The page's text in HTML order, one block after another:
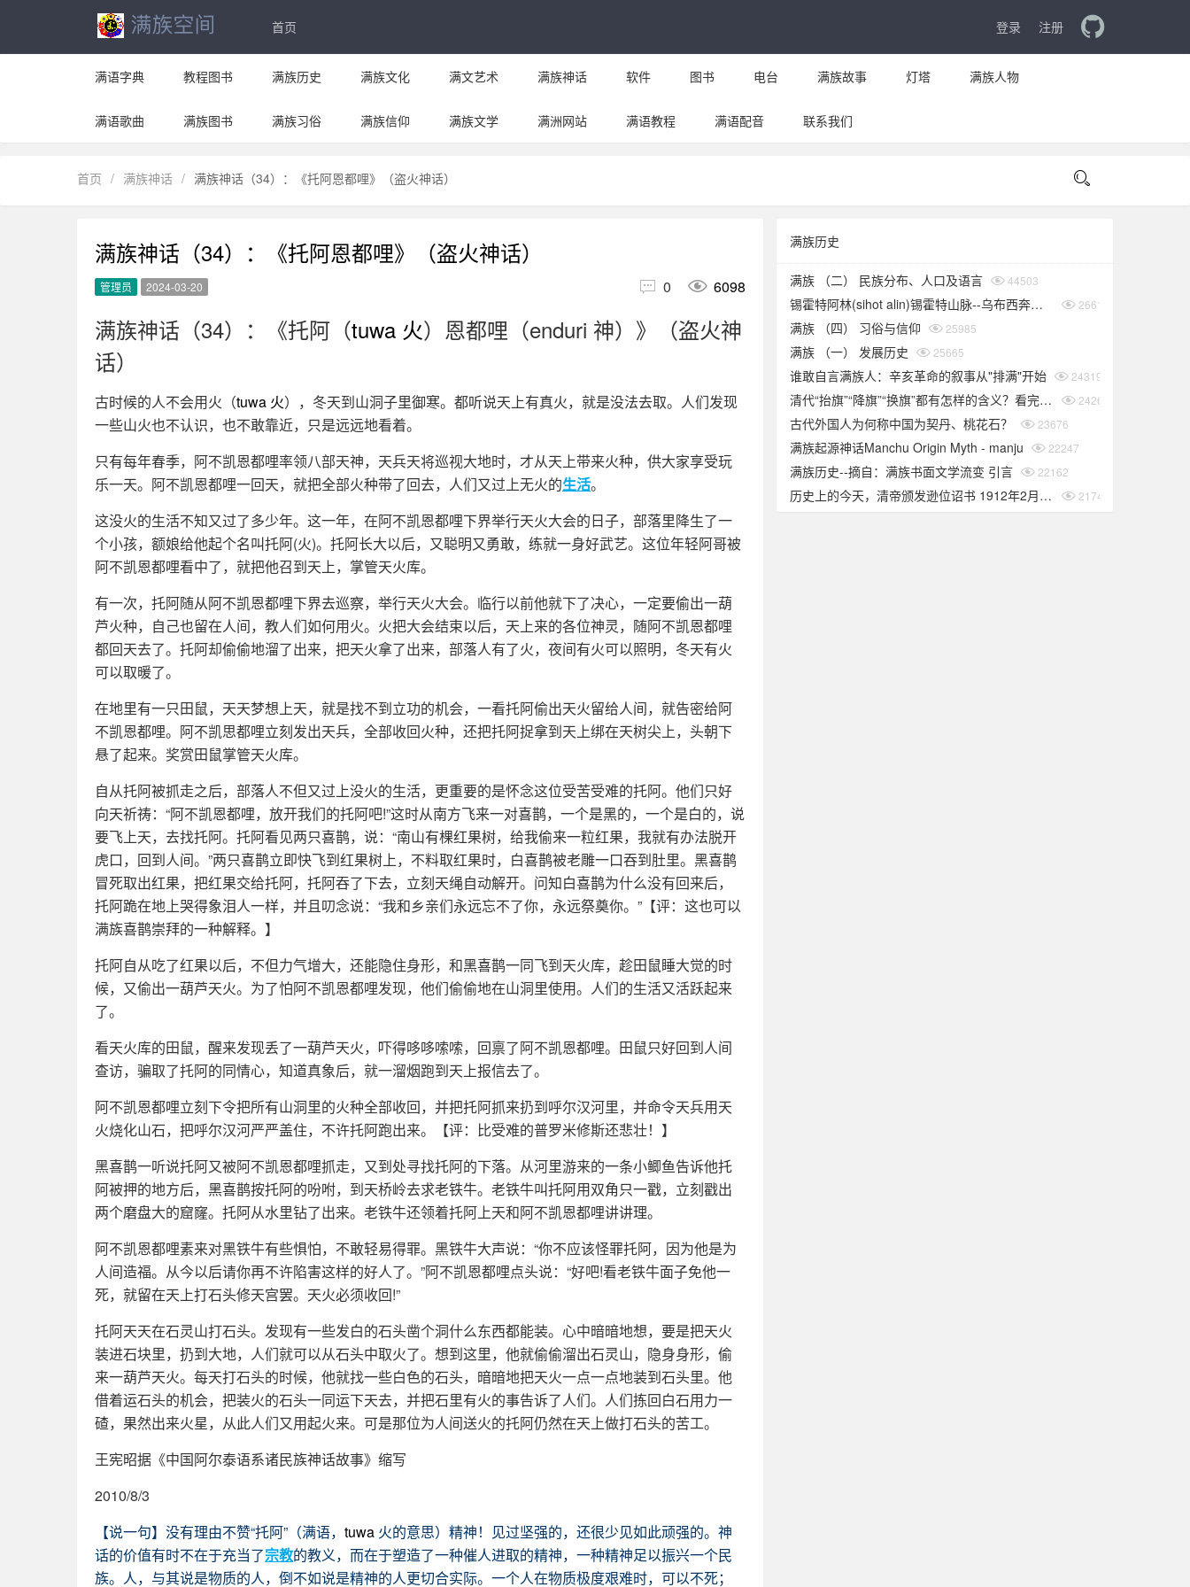
首页 登录 注册
满语字典 教程图书 满族历史 满族文化 满文艺术 满族神话 软件 图书 电台 满族故事 灯塔 满族人物
满语歌曲 满族图书 满族习俗 满族信仰 满族文学 满洲网站 满语教程 满语配音 联系我们
首页 / 满族神话 / 满族神话（34）：《托阿恩都哩》（盗火神话） 
满族神话（34）：《托阿恩都哩》（盗火神话）
管理员 2024-03-20  0  6098
满族神话（34）：《托阿（tuwa 火）恩都哩（enduri 神）》（盗火神
话）
古时候的人不会用火（tuwa 火），冬天到山洞子里御寒。都听说天上有真火，就是没法去取。人们发现
一些山火也不认识，也不敢靠近，只是远远地看着。
只有每年春季，阿不凯恩都哩率领八部天神，天兵天将巡视大地时，才从天上带来火种，供大家享受玩
乐一天。阿不凯恩都哩一回天，就把全部火种带了回去，人们又过上无火的生活。
这没火的生活不知又过了多少年。这一年，在阿不凯恩都哩下界举行天火大会的日子，部落里降生了一
个小孩，额娘给他起个名叫托阿(火)。托阿长大以后，又聪明又勇敢，练就一身好武艺。这位年轻阿哥被
阿不凯恩都哩看中了，就把他召到天上，掌管天火库。
有一次，托阿随从阿不凯恩都哩下界去巡察，举行天火大会。临行以前他就下了决心，一定要偷出一葫
芦火种，自己也留在人间，教人们如何用火。火把大会结束以后，天上来的各位神灵，随阿不凯恩都哩
都回天去了。托阿却偷偷地溜了出来，把天火拿了出来，部落人有了火，夜间有火可以照明，冬天有火
可以取暖了。
在地里有一只田鼠，天天梦想上天，就是找不到立功的机会，一看托阿偷出天火留给人间，就告密给阿
不凯恩都哩。阿不凯思都哩立刻发出天兵，全部收回火种，还把托阿捉拿到天上绑在天树尖上，头朝下
悬了起来。奖赏田鼠掌管天火库。
自从托阿被抓走之后，部落人不但又过上没火的生活，更重要的是怀念这位受苦受难的托阿。他们只好
向天祈祷：“阿不凯恩都哩，放开我们的托阿吧!”这时从南方飞来一对喜鹊，一个是黑的，一个是白的，说
要飞上天，去找托阿。托阿看见两只喜鹊，说：“南山有棵红果树，给我偷来一粒红果，我就有办法脱开
虎口，回到人间。”两只喜鹊立即快飞到红果树上，不料取红果时，白喜鹊被老雕一口吞到肚里。黑喜鹊
冒死取出红果，把红果交给托阿，托阿吞了下去，立刻天绳自动解开。问知白喜鹊为什么没有回来后，
托阿跪在地上哭得象泪人一样，并且叨念说：“我和乡亲们永远忘不了你，永远祭奠你。”【评：这也可以
满族喜鹊崇拜的一种解释。】
托阿自从吃了红果以后，不但力气增大，还能隐住身形，和黑喜鹊一同飞到天火库，趁田鼠睡大觉的时
候，又偷出一葫芦天火。为了怕阿不凯恩都哩发现，他们偷偷地在山洞里使用。人们的生活又活跃起来
了。
看天火库的田鼠，醒来发现丢了一葫芦天火，吓得哆哆嗦嗦，回禀了阿不凯恩都哩。田鼠只好回到人间
查访，骗取了托阿的同情心，知道真象后，就一溜烟跑到天上报信去了。
阿不凯恩都哩立刻下令把所有山洞里的火种全部收回，并把托阿抓来扔到呼尔汉河里，并命令天兵用天
火烧化山石，把呼尔汉河严严盖住，不许托阿跑出来。【评：比受难的普罗米修斯还悲壮！】
黑喜鹊一听说托阿又被阿不凯恩都哩抓走，又到处寻找托阿的下落。从河里游来的一条小鲫鱼告诉他托
阿被押的地方后，黑喜鹊按托阿的吩咐，到天桥岭去求老铁牛。老铁牛叫托阿用双角只一戳，立刻戳出
两个磨盘大的窟窿。托阿从水里钻了出来。老铁牛还领着托阿上天和阿不凯恩都哩讲讲理。
阿不凯恩都哩素来对黑铁牛有些惧怕，不敢轻易得罪。黑铁牛大声说：“你不应该怪罪托阿，因为他是为
人间造福。从今以后请你再不许陷害这样的好人了。”阿不凯恩都哩点头说：“好吧!看老铁牛面子免他一
死，就留在天上打石头修天宫罢。天火必须收回!”
托阿天天在石灵山打石头。发现有一些发白的石头凿个洞什么东西都能装。心中暗暗地想，要是把天火
装进石块里，扔到大地，人们就可以从石头中取火了。想到这里，他就偷偷溜出石灵山，隐身身形，偷
来一葫芦天火。每天打石头的时候，他就找一些白色的石头，暗暗地把天火一点一点地装到石头里。他
借着运石头的机会，把装火的石头一同运下天去，并把石里有火的事告诉了人们。人们拣回白石用力一
碴，果然出来火星，从此人们又用起火来。可是那位为人间送火的托阿仍然在天上做打石头的苦工。
王宪昭据《中国阿尔泰语系诸民族神话故事》缩写
2010/8/3
【说一句】没有理由不赞“托阿”（满语， tuwa 火的意思）精神！见过坚强的，还很少见如此顽强的。神
话的价值有时不在于充当了宗教的教义，而在于塑造了一种催人进取的精神，一种精神足以振兴一个民
族。人，与其说是物质的人，倒不如说是精神的人更切合实际。一个人在物质极度艰难时，可以不死；
满族历史
满族 （二） 民族分布、人口及语言 44503
锡霍特阿林(sihot alin)锡霍特山脉--乌布西奔妈妈 26619
满族 （四） 习俗与信仰 25985
满族 （一） 发展历史 25665
谁敢自言满族人：辛亥革命的叙事从"排满"开始 24319
清代“抬旗”“降旗”“换旗”都有怎样的含义？看完你就知道了 24266
古代外国人为何称中国为契丹、桃花石？ 23676
满族起源神话Manchu Origin Myth - manju 22247
满族历史--摘自：满族书面文学流变 引言 22162
历史上的今天，清帝颁发逊位诏书 1912年2月12日 21745